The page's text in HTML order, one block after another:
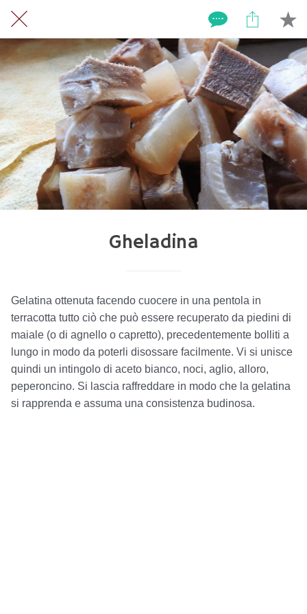
Gheladina
Gelatina ottenuta facendo cuocere in una pentola in
terracotta tutto ciò che può essere recuperato da piedini di
maiale (o di agnello o capretto), precedentemente bolliti a
lungo in modo da poterli disossare facilmente. Vi si unisce
quindi un intingolo di aceto bianco, noci, aglio, alloro,
peperoncino. Si lascia raffreddare in modo che la gelatina
si rapprenda e assuma una consistenza budinosa.